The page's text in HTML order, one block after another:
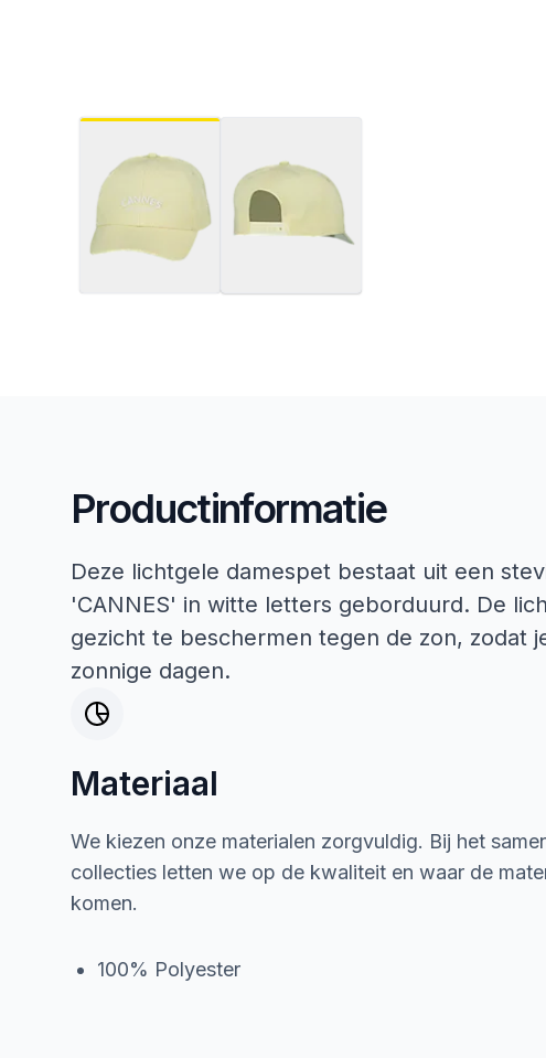
Productinformatie
Deze lichtgele damespet bestaat uit een
'CANNES' in witte letters geborduurd. De
gezicht te beschermen tegen de zon, zodat
zonnige dagen.
Materiaal
We kiezen onze materialen zorgvuldig. Bij het
collecties letten we op de kwaliteit en waar de
komen.
100% Polyester